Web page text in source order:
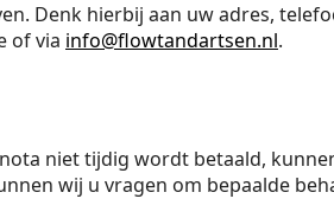
Denk hierbij aan uw adres,
of via info@flowtandartsen.nl.
niet tijdig wordt betaald,
wij u vragen om bepaalde